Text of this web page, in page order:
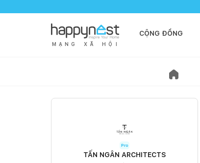
M Ạ N G X Ã H Ộ I
CỘNG ĐỒNG
TẤN NGÂN ARCHITECTS